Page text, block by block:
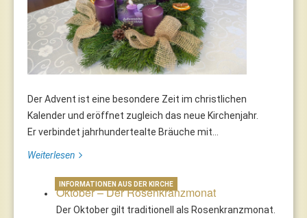
Der Advent ist eine besondere Zeit im christlichen
Kalender und eröffnet zugleich das neue Kirchenjahr.
Er verbindet jahrhundertealte Bräuche mit...
Weiterlesen
Oktober – Der Rosenkranzmonat
Der Oktober gilt traditionell als Rosenkranzmonat.
INFORMATIONEN AUS DER KIRCHE